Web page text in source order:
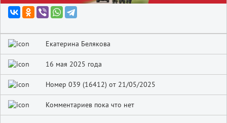
Екатерина Белякова
16 мая 2025 года
Номер 039 (16412) от 21/05/2025
Комментариев пока что нет